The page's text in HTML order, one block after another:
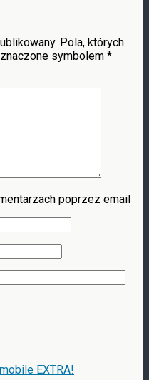
Pola, których
symbolem *
poprzez email